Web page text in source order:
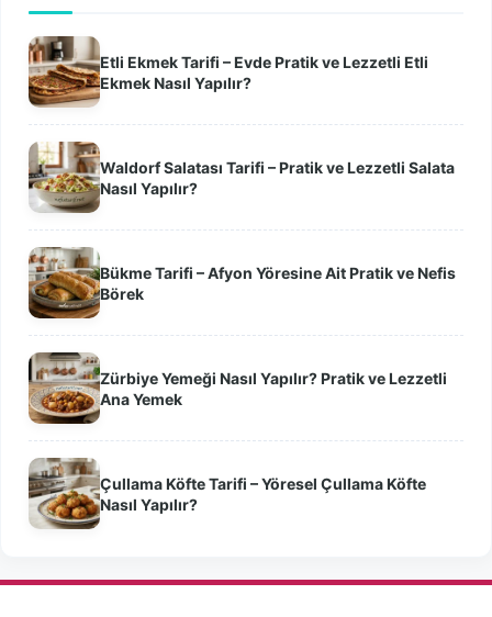
Etli Ekmek Tarifi – Evde Pratik ve Lezzetli Etli
Ekmek Nasıl Yapılır?
Waldorf Salatası Tarifi – Pratik ve Lezzetli Salata
Nasıl Yapılır?
Bükme Tarifi – Afyon Yöresine Ait Pratik ve Nefis
Börek
Zürbiye Yemeği Nasıl Yapılır? Pratik ve Lezzetli
Ana Yemek
Çullama Köfte Tarifi – Yöresel Çullama Köfte
Nasıl Yapılır?